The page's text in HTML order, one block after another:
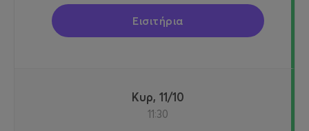
Εισιτήρια
Κυρ, 11/10
11:30